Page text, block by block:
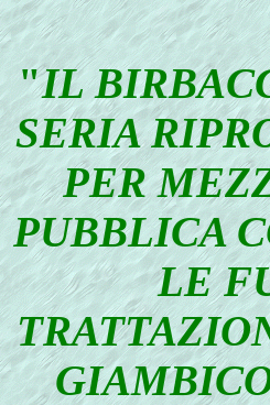
"IL
SERIA
PER
PUBBLICA
LE